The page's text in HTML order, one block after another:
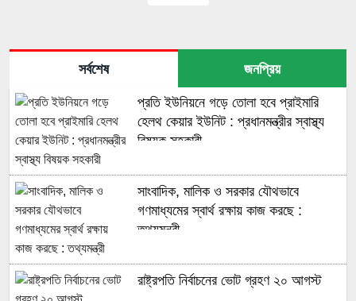
সর্বশেষ জনপ্রিয়
প্রতি ইউনিয়নে গড়ে তোলা হবে প্রাইমারি
হেলথ কেয়ার ইউনিট : প্রধানমন্ত্রীর স্বাস্থ্য
বিষয়ক সহকারী
সাংবাদিক, মালিক ও সরকার যৌথভাবে
গণমাধ্যমের স্বার্থ রক্ষায় কাজ করছে :
তথ্যমন্ত্রী
রাষ্ট্রপতি নির্বাচনের ভোট গ্রহণ ২০ আগস্ট